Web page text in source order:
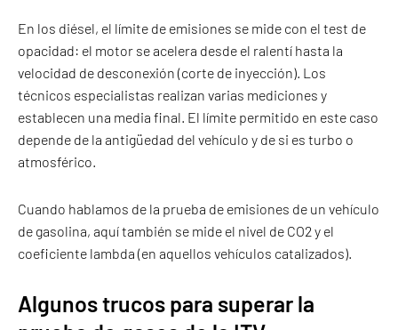
En los diésel, el límite de emisiones se mide con el test de
opacidad: el motor se acelera desde el ralentí hasta la
velocidad de desconexión (corte de inyección). Los
técnicos especialistas realizan varias mediciones y
establecen una media final. El límite permitido en este caso
depende de la antigüedad del vehículo y de si es turbo o
atmosférico.
Cuando hablamos de la prueba de emisiones de un vehículo
de gasolina, aquí también se mide el nivel de CO2 y el
coeficiente lambda (en aquellos vehículos catalizados).
Algunos trucos para superar la